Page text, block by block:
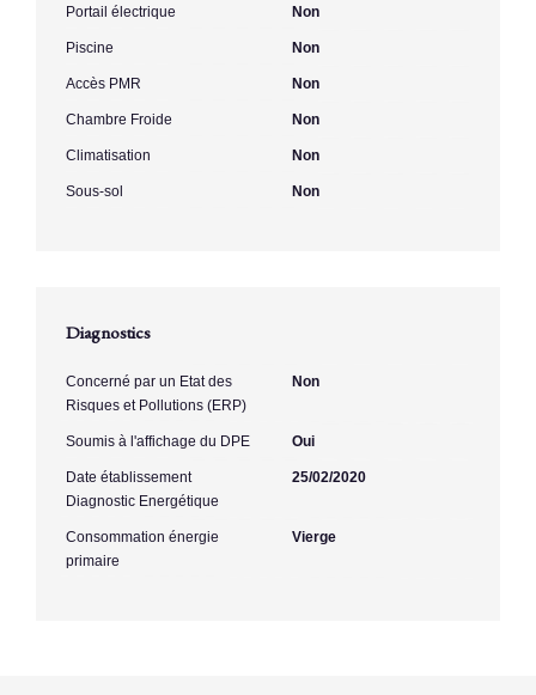
Portail électrique Non
Piscine Non
Accès PMR Non
Chambre Froide Non
Climatisation Non
Sous-sol Non
Diagnostics
Concerné par un Etat des
Risques et Pollutions (ERP)
Non
Soumis à l'affichage du DPE Oui
Date établissement
Diagnostic Energétique
25/02/2020
Consommation énergie
primaire
Vierge